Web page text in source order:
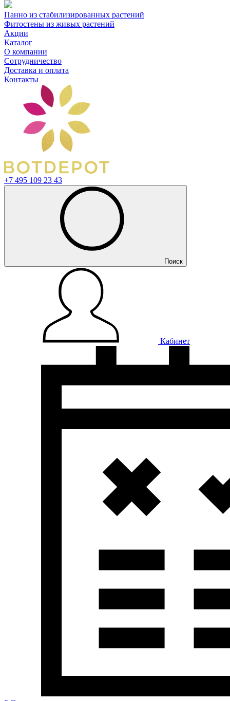
Панно из стабилизированных растений
Фитостены из живых растений
Акции
Каталог
О компании
Сотрудничество
Доставка и оплата
Контакты
+7 495 109 23 43
Поиск
Кабинет